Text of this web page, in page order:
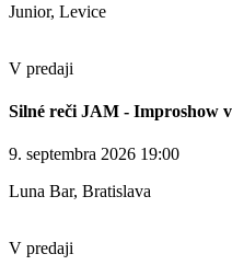
Junior, Levice
V predaji
Silné reči JAM - Improshow
9. septembra 2026 19:00
Luna Bar, Bratislava
V predaji